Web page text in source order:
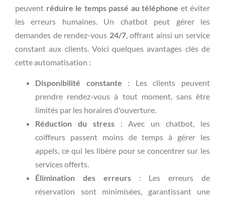
peuvent réduire le temps passé au téléphone et éviter
les erreurs humaines. Un chatbot peut gérer les
demandes de rendez-vous 24/7, offrant ainsi un service
constant aux clients. Voici quelques avantages clés de
cette automatisation :
Disponibilité constante : Les clients peuvent
prendre rendez-vous à tout moment, sans être
limités par les horaires d'ouverture.
Réduction du stress: Avec un chatbot, les
coiffeurs passent moins de temps à gérer les
appels, ce qui les libère pour se concentrer sur les
services offerts.
Élimination des erreurs: Les erreurs de
réservation sont minimisées, garantissant une